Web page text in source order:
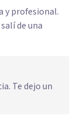
y profesional.
de una
Te dejo un